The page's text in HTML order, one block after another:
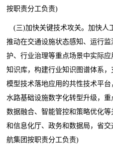
按职责分工负责)
(三)加快关键技术攻关。加快人
推动在交通设施状态感知、运行
护、行业治理等重点场景中实际
知识库，构建行业知识图谱体系
模型技术落地应用的共性技术平
水路基础设施数字化转型升级，
数据融合、智能管控和策略优化
和信息化厅、政务和数据局，省
航集团按职责分工负责)